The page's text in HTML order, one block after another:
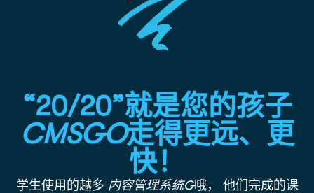
“20/20”就是您的孩子
CMSGO走得更远、更
快！
学生使用的越多 内容管理系统G哦，
他们完成的课